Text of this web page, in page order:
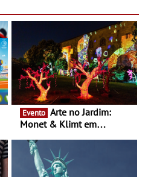
16 de agosto
Evento
Monet & Klimt em
ao final de Setembro -
Experiência luminosa no
jardim do Museu de